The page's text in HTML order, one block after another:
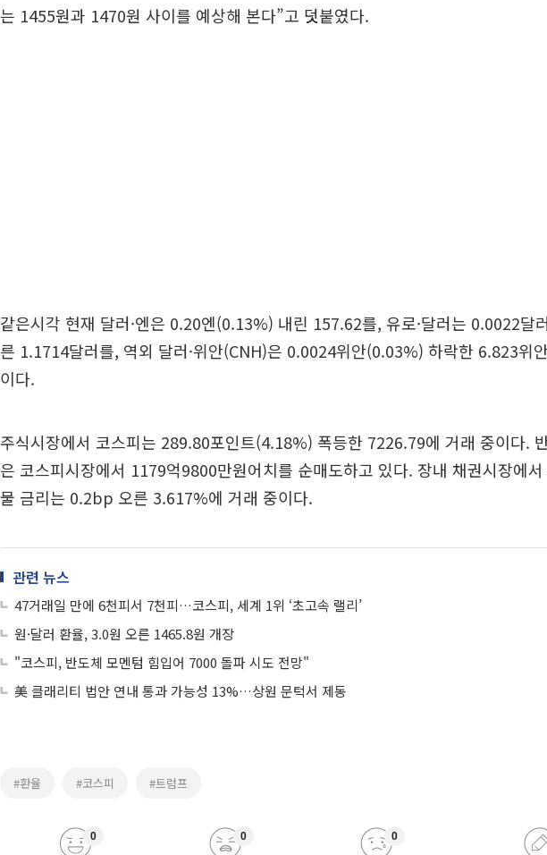
는 1455원과 1470원 사이를 예상해 본다”고 덧붙였다.
같은시각 현재 달러·엔은 0.20엔(0.13%) 내린 157.62를, 유로·달러는 0.0022달
른 1.1714달러를, 역외 달러·위안(CNH)은 0.0024위안(0.03%) 하락한 6.823위
이다.
주식시장에서 코스피는 289.80포인트(4.18%) 폭등한 7226.79에 거래 중이다.
은 코스피시장에서 1179억9800만원어치를 순매도하고 있다. 장내 채권시장에
물 금리는 0.2bp 오른 3.617%에 거래 중이다.
관련 뉴스
47거래일 만에 6천피서 7천피…코스피, 세계 1위 ‘초고속 랠리’
원·달러 환율, 3.0원 오른 1465.8원 개장
"코스피, 반도체 모멘텀 힘입어 7000 돌파 시도 전망"
美 클래리티 법안 연내 통과 가능성 13%…상원 문턱서 제동
#환율 #코스피 #트럼프
0 0 0